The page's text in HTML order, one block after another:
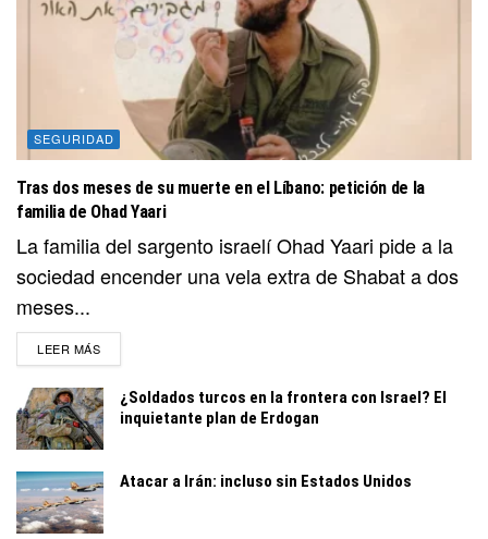
SEGURIDAD
Tras dos meses de su muerte en el Líbano: petición de la
familia de Ohad Yaari
La familia del sargento israelí Ohad Yaari pide a la
sociedad encender una vela extra de Shabat a dos
meses...
LEER MÁSDETAILS
¿Soldados turcos en la frontera con Israel? El
inquietante plan de Erdogan
Atacar a Irán: incluso sin Estados Unidos